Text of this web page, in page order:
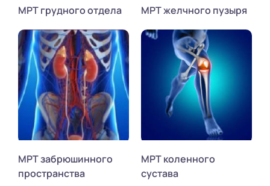
МРТ грудного отдела МРТ желчного пузыря
МРТ забрюшинного
пространства
МРТ коленного
сустава